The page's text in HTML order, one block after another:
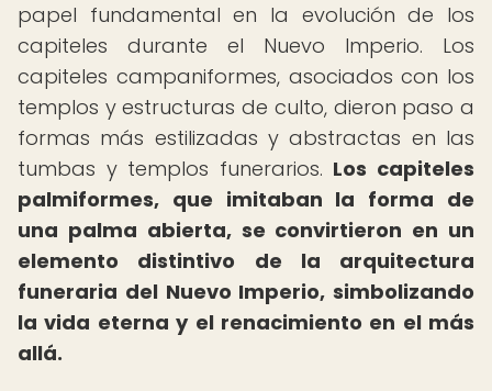
papel fundamental en la evolución de los
capiteles durante el Nuevo Imperio. Los
capiteles campaniformes, asociados con los
templos y estructuras de culto, dieron paso a
formas más estilizadas y abstractas en las
tumbas y templos funerarios. Los capiteles
palmiformes, que imitaban la forma de
una palma abierta, se convirtieron en un
elemento distintivo de la arquitectura
funeraria del Nuevo Imperio, simbolizando
la vida eterna y el renacimiento en el más
allá.